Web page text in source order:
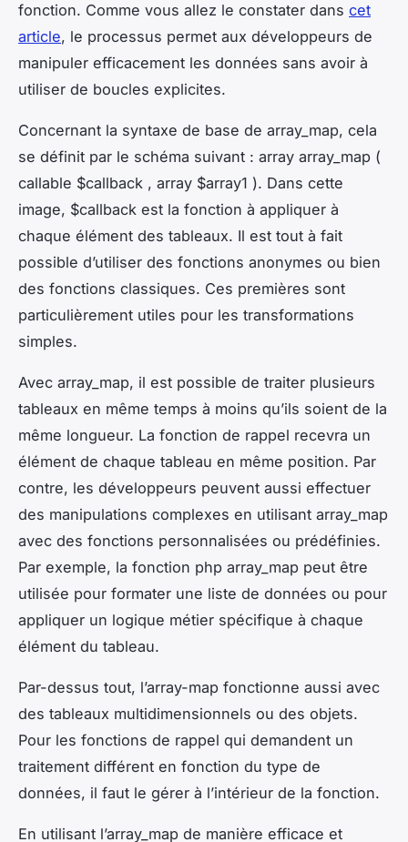
fonction. Comme vous allez le constater dans cet
article, le processus permet aux développeurs de
manipuler efficacement les données sans avoir à
utiliser de boucles explicites.
Concernant la syntaxe de base de array_map, cela
se définit par le schéma suivant : array array_map (
callable $callback , array $array1 ). Dans cette
image, $callback est la fonction à appliquer à
chaque élément des tableaux. Il est tout à fait
possible d’utiliser des fonctions anonymes ou bien
des fonctions classiques. Ces premières sont
particulièrement utiles pour les transformations
simples.
Avec array_map, il est possible de traiter plusieurs
tableaux en même temps à moins qu’ils soient de la
même longueur. La fonction de rappel recevra un
élément de chaque tableau en même position. Par
contre, les développeurs peuvent aussi effectuer
des manipulations complexes en utilisant array_map
avec des fonctions personnalisées ou prédéfinies.
Par exemple, la fonction php array_map peut être
utilisée pour formater une liste de données ou pour
appliquer un logique métier spécifique à chaque
élément du tableau.
Par-dessus tout, l’array-map fonctionne aussi avec
des tableaux multidimensionnels ou des objets.
Pour les fonctions de rappel qui demandent un
traitement différent en fonction du type de
données, il faut le gérer à l’intérieur de la fonction.
En utilisant l’array_map de manière efficace et